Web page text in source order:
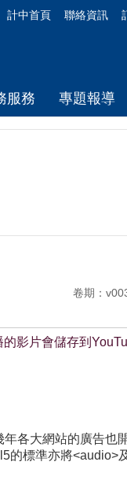
計中首頁 聯絡資訊
服務 專題報導
卷期：
影片會儲存到
各大網站的廣告也
的標準亦將<audio>